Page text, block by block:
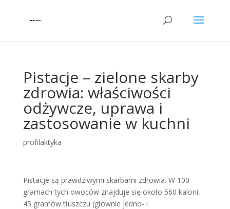
Pistacje – zielone skarby
zdrowia: właściwości
odżywcze, uprawa i
zastosowanie w kuchni
profilaktyka
Pistacje są prawdziwymi skarbami zdrowia. W 100
gramach tych owoców znajduje się około 560 kalorii,
45 gramów tłuszczu (głównie jedno- i